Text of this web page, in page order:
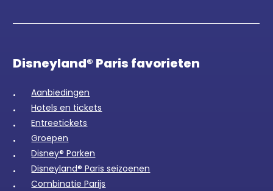
Disneyland® Paris favorieten
Aanbiedingen
Hotels en tickets
Entreetickets
Groepen
Disney® Parken
Disneyland® Paris seizoenen
Combinatie Parijs